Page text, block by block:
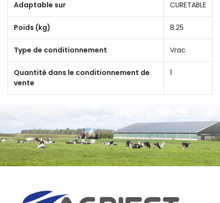
Adaptable sur CURETABLE
Poids (kg) 8.25
Type de conditionnement Vrac
Quantité dans le conditionnement de
vente
1